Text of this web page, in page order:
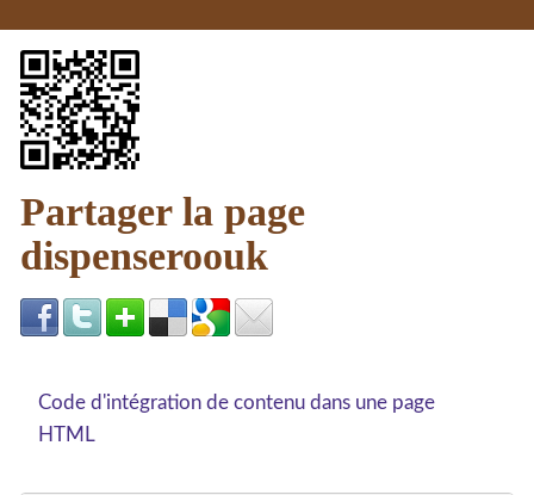
Partager la page
dispenseroouk
Code d'intégration de contenu dans une page
HTML